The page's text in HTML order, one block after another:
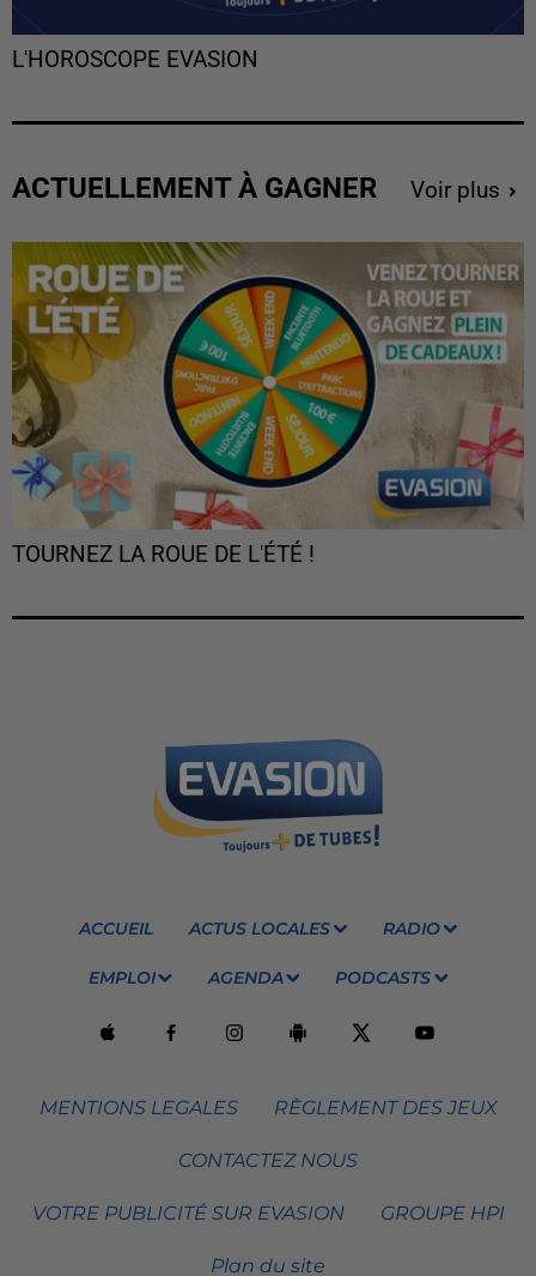
L'HOROSCOPE EVASION
ACTUELLEMENT À GAGNER Voir plus
TOURNEZ LA ROUE DE L'ÉTÉ !
ACCUEIL ACTUS LOCALES RADIO
EMPLOI AGENDA PODCASTS
MENTIONS LEGALES RÈGLEMENT DES JEUX
CONTACTEZ NOUS
VOTRE PUBLICITÉ SUR EVASION GROUPE HPI
Plan du site